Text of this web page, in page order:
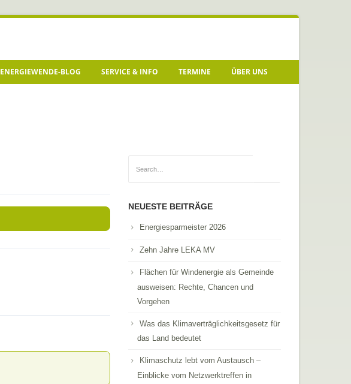
ENERGIEWENDE-BLOG SERVICE & INFO TERMINE ÜBER UNS
NEUESTE BEITRÄGE
Energiesparmeister 2026
Zehn Jahre LEKA MV
Flächen für Windenergie als Gemeinde
ausweisen: Rechte, Chancen und
Vorgehen
Was das Klimaverträglichkeitsgesetz für
das Land bedeutet
Klimaschutz lebt vom Austausch –
Einblicke vom Netzwerktreffen in